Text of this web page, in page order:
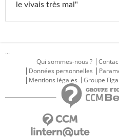
le vivais très mal"
...
Qui sommes-nous ?
Données personnelles
Mentions légales
Groupe